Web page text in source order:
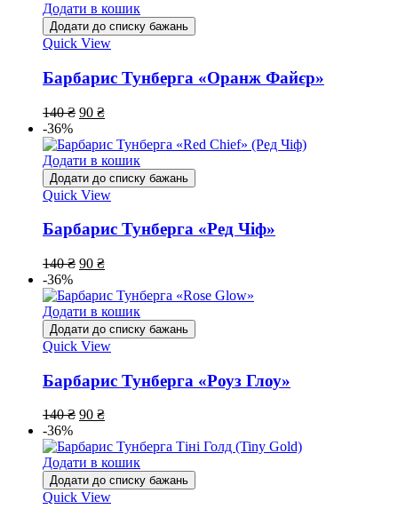
Додати в кошик
Додати до списку бажань
Quick View
Барбарис Тунберга «Оранж Файєр»
140₴ 90 ₴
-36%
Додати в кошик
Додати до списку бажань
Quick View
Барбарис Тунберга «Ред Чіф»
140₴ 90 ₴
-36%
Додати в кошик
Додати до списку бажань
Quick View
Барбарис Тунберга «Роуз Глоу»
140₴ 90 ₴
-36%
Додати в кошик
Додати до списку бажань
Quick View